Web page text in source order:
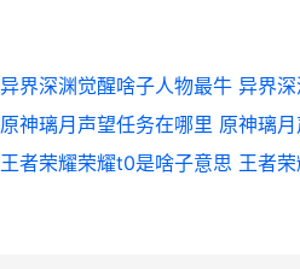
原神璃月声望任务在哪里 原神璃
王者荣耀荣耀t0是啥子意思 王者